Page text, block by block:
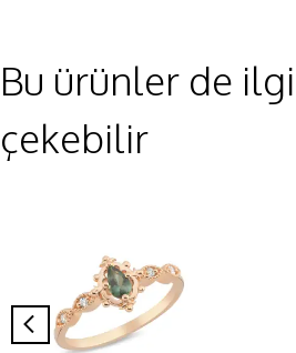
Bu ürünler de
çekebilir